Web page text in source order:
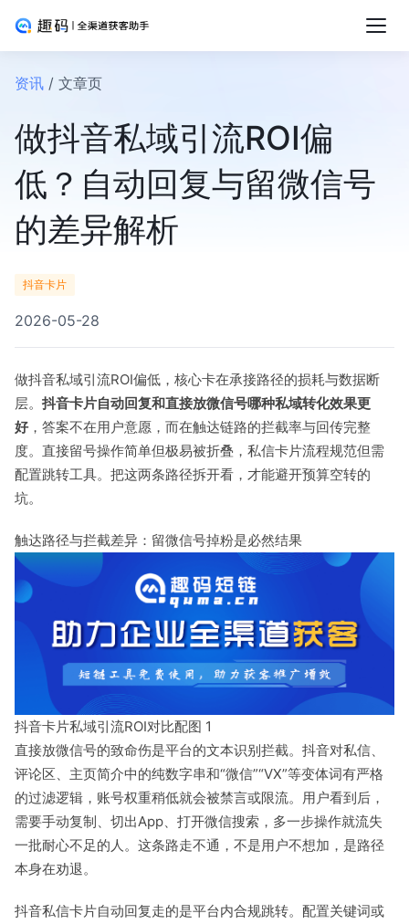
资讯 / 文章页
做抖音私域引流ROI偏
低？自动回复与留微信号
的差异解析
抖音卡片
2026-05-28
做抖音私域引流ROI偏低，核心卡在承接路径的损耗与数据断
层。 抖音卡片自动回复和直接放微信号哪种私域转化效果更
好，答案不在用户意愿，而在触达链路的拦截率与回传完整
度。直接留号操作简单但极易被折叠，私信卡片流程规范但需
配置跳转工具。把这两条路径拆开看，才能避开预算空转的
坑。
触达路径与拦截差异：留微信号掉粉是必然结果
抖音卡片私域引流ROI对比配图 1
直接放微信号的致命伤是平台的文本识别拦截。抖音对私信、
评论区、主页简介中的纯数字串和“微信”“VX”等变体词有严格
的过滤逻辑，账号权重稍低就会被禁言或限流。用户看到后，
需要手动复制、切出App、打开微信搜索，多一步操作就流失
一批耐心不足的人。这条路走不通，不是用户不想加，是路径
本身在劝退。
抖音私信卡片自动回复走的是平台内合规跳转。配置关键词或